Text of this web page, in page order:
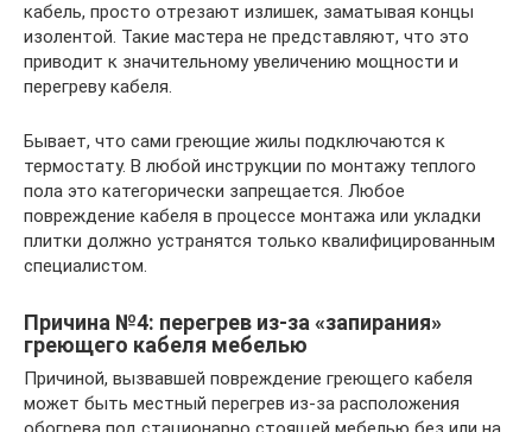
кабель, просто отрезают излишек, заматывая концы
изолентой. Такие мастера не представляют, что это
приводит к значительному увеличению мощности и
перегреву кабеля.
Бывает, что сами греющие жилы подключаются к
термостату. В любой инструкции по монтажу теплого
пола это категорически запрещается. Любое
повреждение кабеля в процессе монтажа или укладки
плитки должно устранятся только квалифицированным
специалистом.
Причина №4: перегрев из-за «запирания»
греющего кабеля мебелью
Причиной, вызвавшей повреждение греющего кабеля
может быть местный перегрев из-за расположения